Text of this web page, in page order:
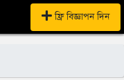
ফ্রি বিজ্ঞাপন দিন